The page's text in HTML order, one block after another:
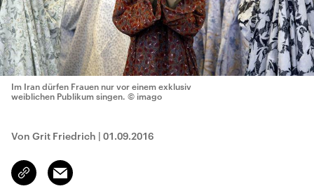
Im Iran dürfen Frauen nur vor einem exklusiv
weiblichen Publikum singen. © imago
Von Grit Friedrich | 01.09.2016
Link
kopieren/teilen
Email